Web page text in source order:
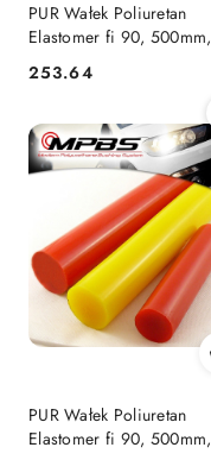
PUR Wałek Poliuretan
Elastomer fi 90, 500mm,
75ShA
Cena:
253.64
PUR Wałek Poliuretan
Elastomer fi 90, 500mm,